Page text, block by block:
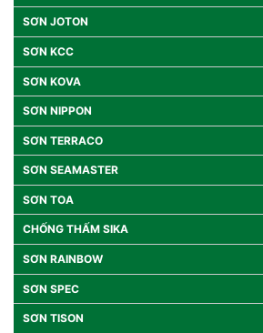
SƠN JOTON
SƠN KCC
SƠN KOVA
SƠN NIPPON
SƠN TERRACO
SƠN SEAMASTER
SƠN TOA
CHỐNG THẤM SIKA
SƠN RAINBOW
SƠN SPEC
SƠN TISON